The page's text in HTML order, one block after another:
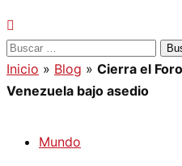
Buscar:
Inicio » Blog » Cierra el
Venezuela bajo asedio
Mundo